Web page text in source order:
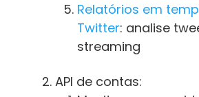
Relatórios em
Twitter: analise
streaming
API de contas: